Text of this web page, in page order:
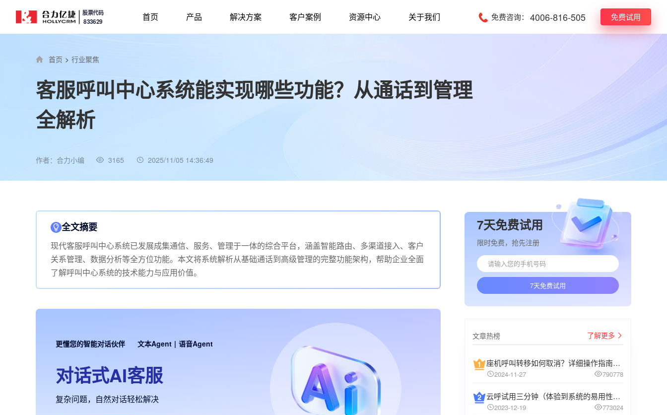
股票代码
833629 首页 产品 解决方案 客户案例 资源中心 关于我们 免费咨询： 4006-816-505 免费试用
首页 > 行业聚焦
客服呼叫中心系统能实现哪些功能？从通话到管理
全解析
作者：合力小编 3165 2025/11/05 14:36:49
全文摘要
现代客服呼叫中心系统已发展成集通信、服务、管理于一体的综合平台，涵盖智能路由、多渠道接入、客户
关系管理、数据分析等全方位功能。本文将系统解析从基础通话到高级管理的完整功能架构，帮助企业全面
了解呼叫中心系统的技术能力与应用价值。
更懂您的智能对话伙伴 文本Agent | 语音Agent
对话式AI客服
复杂问题，自然对话轻松解决
7天免费试用
限时免费，抢先注册
7天免费试用
文章热榜 了解更多
座机呼叫转移如何取消？详细操作指南介绍
2024-11-27 790778
云呼试用三分钟（体验到系统的易用性和高效性）
2023-12-19 773024